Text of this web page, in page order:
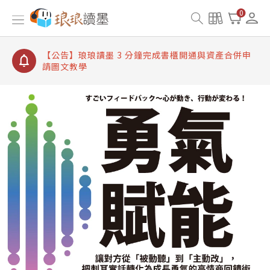
0
【公告】琅琅讀墨書櫃開通常見問題
【公告】琅琅讀墨 3 分鐘完成書櫃開通與資產合併申
【公告】琅琅書店服務升級重要說明及資產合併結果
查詢